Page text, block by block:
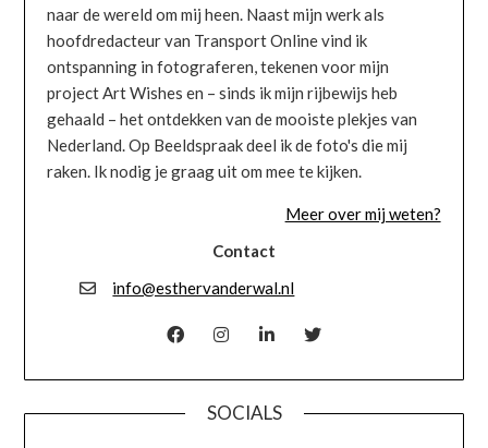
naar de wereld om mij heen. Naast mijn werk als
hoofdredacteur van Transport Online vind ik
ontspanning in fotograferen, tekenen voor mijn
project Art Wishes en – sinds ik mijn rijbewijs heb
gehaald – het ontdekken van de mooiste plekjes van
Nederland. Op Beeldspraak deel ik de foto's die mij
raken. Ik nodig je graag uit om mee te kijken.
Meer over mij weten?
Contact
info@esthervanderwal.nl
SOCIALS